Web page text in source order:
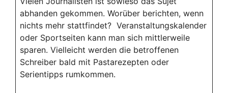
abhanden gekommen. Worüber berichten, wenn
nichts mehr stattfindet? Veranstaltungskalender
oder Sportseiten kann man sich mittlerweile
sparen. Vielleicht werden die betroffenen
Schreiber bald mit Pastarezepten oder
Serientipps rumkommen.